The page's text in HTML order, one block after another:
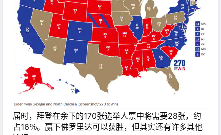
届时，拜登在余下的170张选举人票中将需要28张，约
占16％。赢下佛罗里达可以获胜，但其实还有许多其他